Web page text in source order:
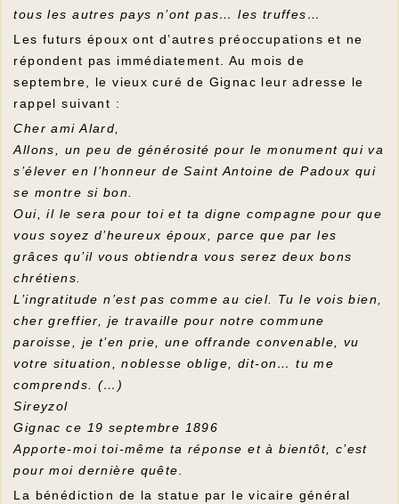
tous les autres pays n’ont pas… les truffes…
Les futurs époux ont d’autres préoccupations et ne
répondent pas immédiatement. Au mois de
septembre, le vieux curé de Gignac leur adresse le
rappel suivant :
Cher ami Alard,
Allons, un peu de générosité pour le monument qui va
s’élever en l’honneur de Saint Antoine de Padoux qui
se montre si bon.
Oui, il le sera pour toi et ta digne compagne pour que
vous soyez d’heureux époux, parce que par les
grâces qu’il vous obtiendra vous serez deux bons
chrétiens.
L’ingratitude n’est pas comme au ciel. Tu le vois bien,
cher greffier, je travaille pour notre commune
paroisse, je t’en prie, une offrande convenable, vu
votre situation, noblesse oblige, dit-on… tu me
comprends. (…)
Sireyzol
Gignac ce 19 septembre 1896
Apporte-moi toi-même ta réponse et à bientôt, c’est
pour moi dernière quête.
La bénédiction de la statue par le vicaire général